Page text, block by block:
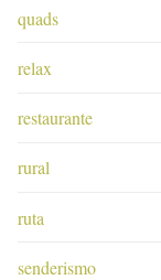
quads
relax
restaurante
rural
ruta
senderismo